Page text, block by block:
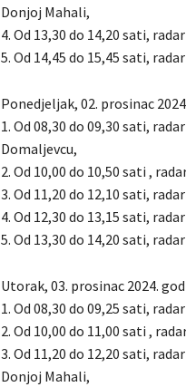
Donjoj Mahali,
4. Od 13,30 do 14,20 sati,
5. Od 14,45 do 15,45 sati,
Ponedjeljak, 02. prosinac
1. Od 08,30 do 09,30 sati,
Domaljevcu,
2. Od 10,00 do 10,50 sati ,
3. Od 11,20 do 12,10 sati,
4. Od 12,30 do 13,15 sati,
5. Od 13,30 do 14,20 sati,
Utorak, 03. prosinac 2024.
1. Od 08,30 do 09,25 sati,
2. Od 10,00 do 11,00 sati ,
3. Od 11,20 do 12,20 sati,
Donjoj Mahali,